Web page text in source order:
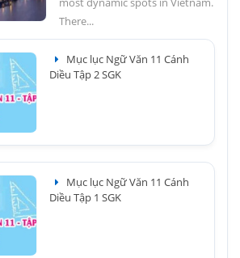
There...
Mục lục Ngữ Văn 11 Cánh
Diều Tập 2 SGK
Mục lục Ngữ Văn 11 Cánh
Diều Tập 1 SGK